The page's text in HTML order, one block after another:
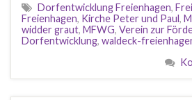
Dorfentwicklung Freienhagen,
Freienhagen, Kirche Peter und Paul,
widder graut, MFWG, Verein zur
Dorfentwicklung, waldeck-